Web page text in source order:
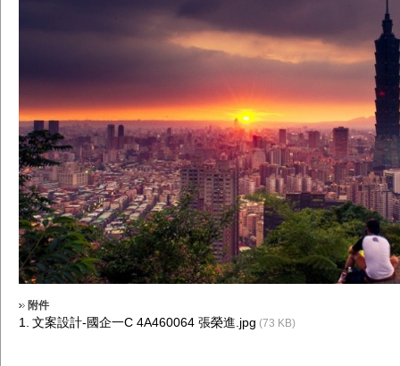
附件
1. 文案設計-國企一C 4A460064 張榮進.jpg (73 KB)